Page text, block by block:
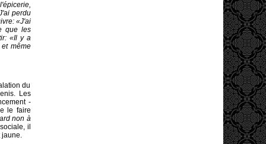
perdu
«J'ai
que les
«Il y a
même
du
Les
-
le faire
non à
il
jaune.